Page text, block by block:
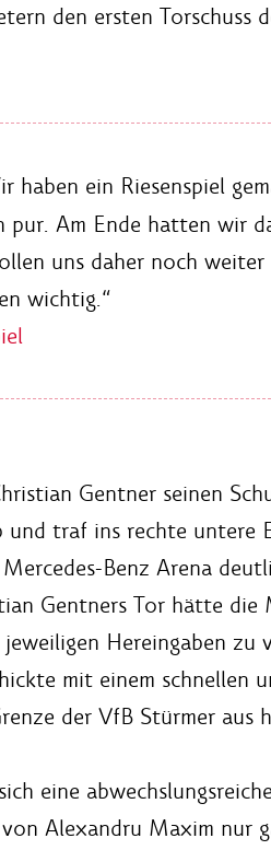
den ersten Torschuss
haben ein Riesenspiel
pur. Am Ende hatten wir
uns daher noch
wichtig.“
Gentner seinen
traf ins rechte untere
Benz Arena
Gentners Tor hätte
jeweiligen Hereingaben
mit einem
der VfB Stürmer
eine
Alexandru Maxim nur